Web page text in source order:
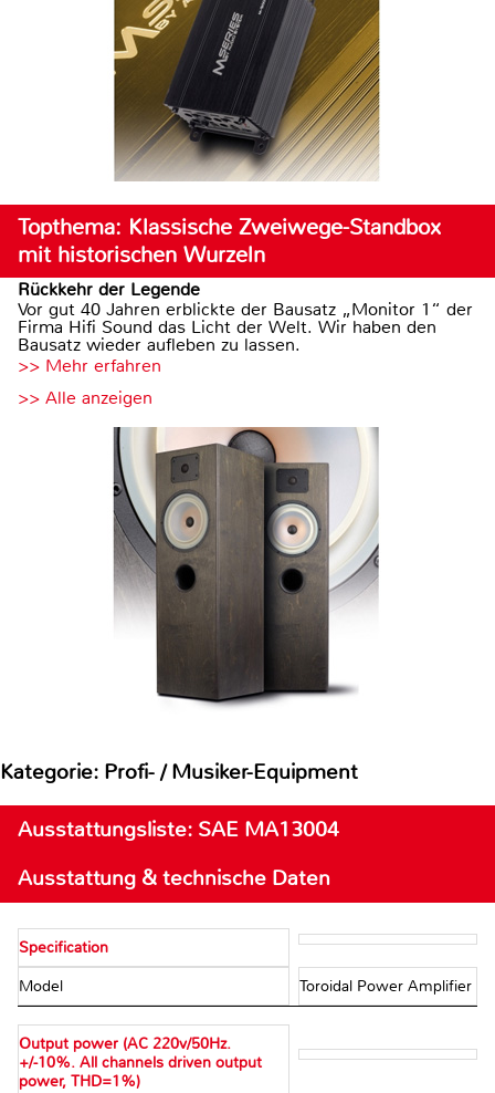
Topthema: Klassische Zweiwege-Standbox
mit historischen Wurzeln
Rückkehr der Legende
Vor gut 40 Jahren erblickte der Bausatz „Monitor 1“ der
Firma Hifi Sound das Licht der Welt. Wir haben den
Bausatz wieder aufleben zu lassen.
>> Mehr erfahren
>> Alle anzeigen
Kategorie: Profi- / Musiker-Equipment
Ausstattungsliste: SAE MA13004
Ausstattung & technische Daten
Specification
Model Toroidal Power Amplifier
Output power (AC 220v/50Hz.
+/-10%. All channels driven output
power, THD=1%)